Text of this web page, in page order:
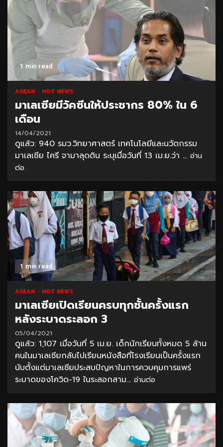
1 min read
ASEAN HOT NEWS
มาเลเซียมีวัคซีนให้ประชากร 80% ใน 6
เดือน
14/04/2021
ดูแล้ว: 940 รมว.วิทยาศาสตร์ เทคโนโลยีและนวัตกรรม
มาเลเซีย ไครี จามาลุดดิน ระบุเมื่อวันที่ 13 เม.ย.ว่า ... อ่าน
ต่อ
1 min read
ASEAN HOT NEWS
มาเลเซียเปิดเรียนครบทุกชั้นครั้งแรก
หลังระบาดระลอก 3
05/04/2021
ดูแล้ว: 1,107 เมื่อวันที่ 5 เม.ย. เด็กนักเรียนทั้งหมด 5 ล้าน
คนในมาเลเซียกลับไปเรียนหนังสือที่โรงเรียนเป็นครั้งแรก
นับตั้งแต่มาเลเซียประสบปัญหาในการควบคุมการแพร่
ระบาดของโควิด-19 ในระลอกสาม... อ่านต่อ